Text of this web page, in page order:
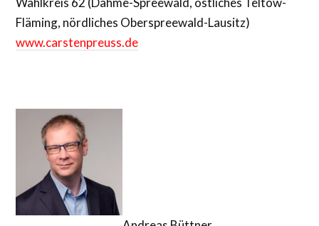
Fläming, nördliches Oberspreewald-Lausitz)
www.carstenpreuss.de